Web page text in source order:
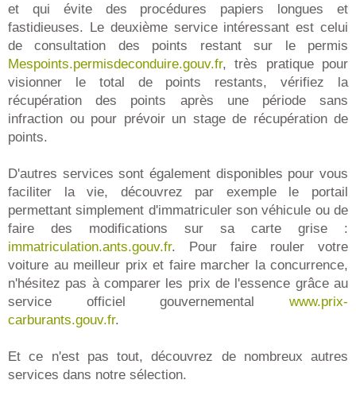
et qui évite des procédures papiers longues et
fastidieuses. Le deuxième service intéressant est celui
de consultation des points restant sur le permis
Mespoints.permisdeconduire.gouv.fr, très pratique pour
visionner le total de points restants, vérifiez la
récupération des points après une période sans
infraction ou pour prévoir un stage de récupération de
points.
D'autres services sont également disponibles pour vous
faciliter la vie, découvrez par exemple le portail
permettant simplement d'immatriculer son véhicule ou de
faire des modifications sur sa carte grise :
immatriculation.ants.gouv.fr. Pour faire rouler votre
voiture au meilleur prix et faire marcher la concurrence,
n'hésitez pas à comparer les prix de l'essence grâce au
service officiel gouvernemental www.prix-
carburants.gouv.fr.
Et ce n'est pas tout, découvrez de nombreux autres
services dans notre sélection.